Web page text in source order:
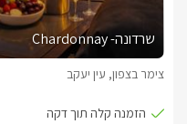
שרדונה- Chardonnay
צימר בצפון, עין יעקב